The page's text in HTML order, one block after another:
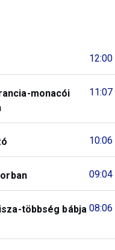
12:00
11:07
monacói
10:06
09:04
08:06
többség bábja